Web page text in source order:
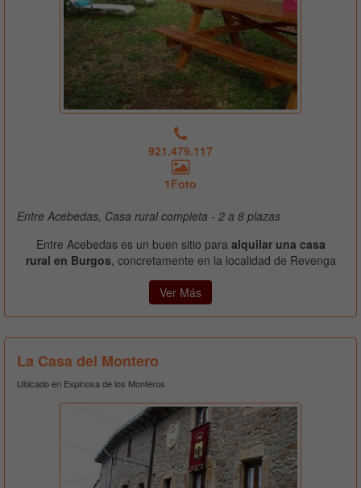
921.479.117
1Foto
Entre Acebedas, Casa rural completa - 2 a 8 plazas
Entre Acebedas es un buen sitio para alquilar una casa
rural en Burgos, concretamente en la localidad de Revenga
Ver Más
La Casa del Montero
Ubicado en Espinosa de los Monteros